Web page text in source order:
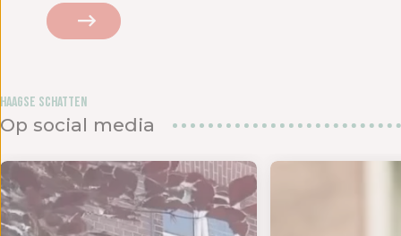
Haagse Schatten
Op social media
om teVOOR DE LIEFSTE JUF OF MEESTER! 💌 We kru
MAANDAGENDA JULI